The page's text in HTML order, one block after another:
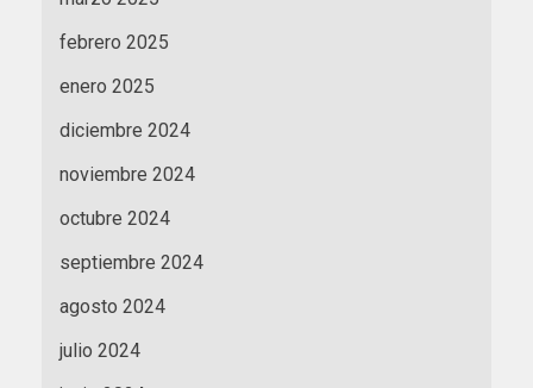
febrero 2025
enero 2025
diciembre 2024
noviembre 2024
octubre 2024
septiembre 2024
agosto 2024
julio 2024